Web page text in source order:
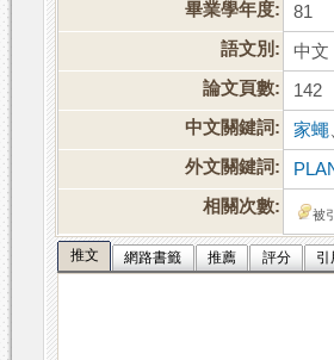
畢業學年度:
81
語文別:
中文
論文頁數:
142
中文關鍵詞:
家蠅
外文關鍵詞:
相關次數:
被
推文 網路書籤 推薦 評分 引